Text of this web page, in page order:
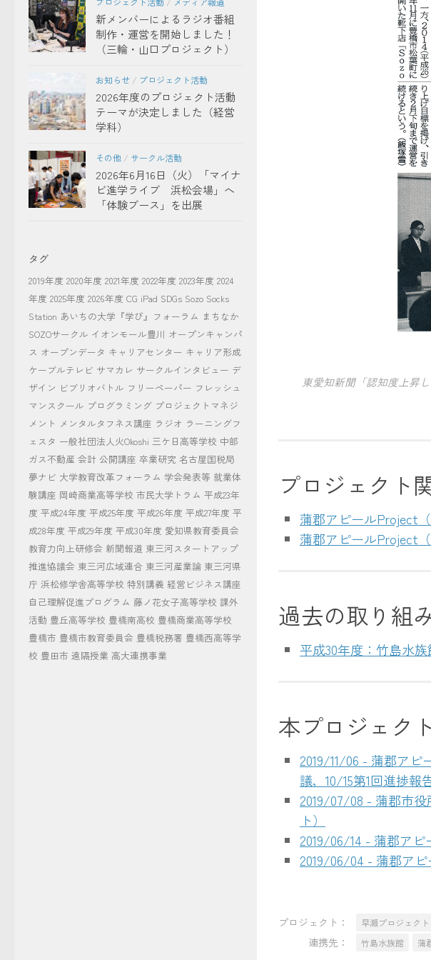
東愛知新聞「認知度上昇
プロジェクト
蒲郡アピールProject
蒲郡アピールProject
過去の取り組
平成30年度：竹島水
本プロジェク
2019/11/06 - 蒲郡ア
議，10/15第1回進捗報
2019/07/08 - 蒲郡市
ト）
2019/06/14 - 蒲郡アピ
2019/06/04 - 蒲郡ア
プロジェクト： 早瀬プロジェクト
連携先： 竹島水族館 蒲
新メンバーによるラジオ番組
制作・運営を開始しました！
（三輪・山口プロジェクト）
お知らせ / プロジェクト活動
2026年度のプロジェクト活動
テーマが決定しました（経営
学科）
その他 / サークル活動
2026年6月16日（火）「マイナ
ビ進学ライブ 浜松会場」へ
「体験ブース」を出展
タグ
2019年度 2020年度 2021年度 2022年度 2023年度 2024
年度 2025年度 2026年度 CG iPad SDGs Sozo Socks
Station あいちの大学『学び』フォーラム まちなか
SOZOサークル イオンモール豊川 オープンキャンパ
ス オープンデータ キャリアセンター キャリア形成
ケーブルテレビ サマカレ サークルインタビュー デ
ザイン ビブリオバトル フリーペーパー フレッシュ
マンスクール プログラミング プロジェクトマネジ
メント メンタルタフネス講座 ラジオ ラーニングフ
ェスタ 一般社団法人火Okoshi 三ケ日高等学校 中部
ガス不動産 会計 公開講座 卒業研究 名古屋国税局
夢ナビ 大学教育改革フォーラム 学会発表等 就業体
験講座 岡崎商業高等学校 市民大学トラム 平成23年
度 平成24年度 平成25年度 平成26年度 平成27年度 平
成28年度 平成29年度 平成30年度 愛知県教育委員会
教育力向上研修会 新聞報道 東三河スタートアップ
推進協議会 東三河広域連合 東三河産業論 東三河県
庁 浜松修学舎高等学校 特別講義 経営ビジネス講座
自己理解促進プログラム 藤ノ花女子高等学校 課外
活動 豊丘高等学校 豊橋南高校 豊橋商業高等学校
豊橋市 豊橋市教育委員会 豊橋税務署 豊橋西高等学
校 豊田市 遠隔授業 高大連携事業